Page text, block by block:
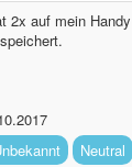
2x auf mein
Neutral